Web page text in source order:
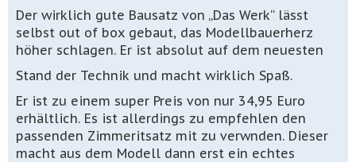
Der wirklich gute Bausatz von „Das Werk“ lässt
selbst out of box gebaut, das Modellbauerherz
höher schlagen. Er ist absolut auf dem neuesten
Stand der Technik und macht wirklich Spaß.
Er ist zu einem super Preis von nur 34,95 Euro
erhältlich. Es ist allerdings zu empfehlen den
passenden Zimmeritsatz mit zu verwnden. Dieser
macht aus dem Modell dann erst ein echtes